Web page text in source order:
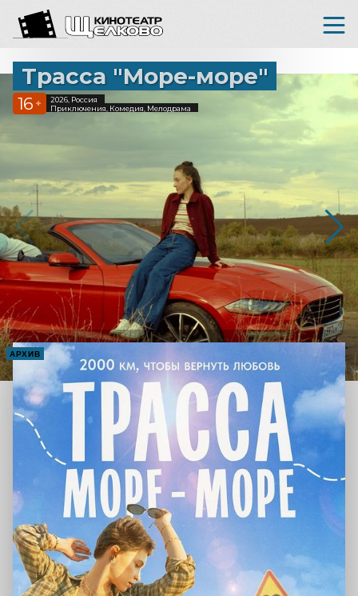
Трасса "Море-море"
16 +
2026, Россия
Приключения, Комедия, Мелодрама
АРХИВ